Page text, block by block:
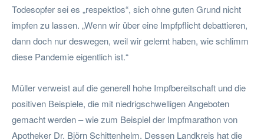
Todesopfer sei es „respektlos“, sich ohne guten Grund nicht
impfen zu lassen. „Wenn wir über eine Impfpflicht debattieren,
dann doch nur deswegen, weil wir gelernt haben, wie schlimm
diese Pandemie eigentlich ist.“
Müller verweist auf die generell hohe Impfbereitschaft und die
positiven Beispiele, die mit niedrigschwelligen Angeboten
gemacht werden – wie zum Beispiel der Impfmarathon von
Apotheker Dr. Björn Schittenhelm. Dessen Landkreis hat die